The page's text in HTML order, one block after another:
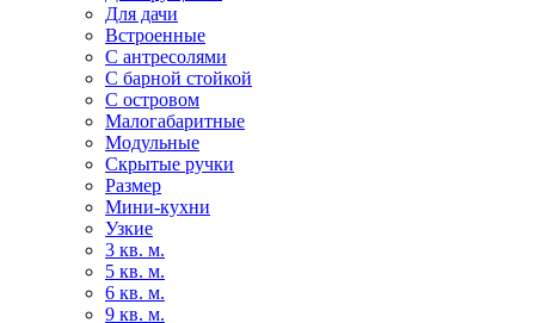
Для дачи
Встроенные
С антресолями
С барной стойкой
С островом
Малогабаритные
Модульные
Скрытые ручки
Размер
Мини-кухни
Узкие
3 кв. м.
5 кв. м.
6 кв. м.
9 кв. м.